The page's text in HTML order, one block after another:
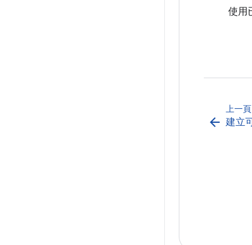
使用
上一頁
arrow_back 建立